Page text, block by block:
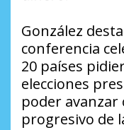
González
conferencia
20 países
elecciones
poder
progresivo de